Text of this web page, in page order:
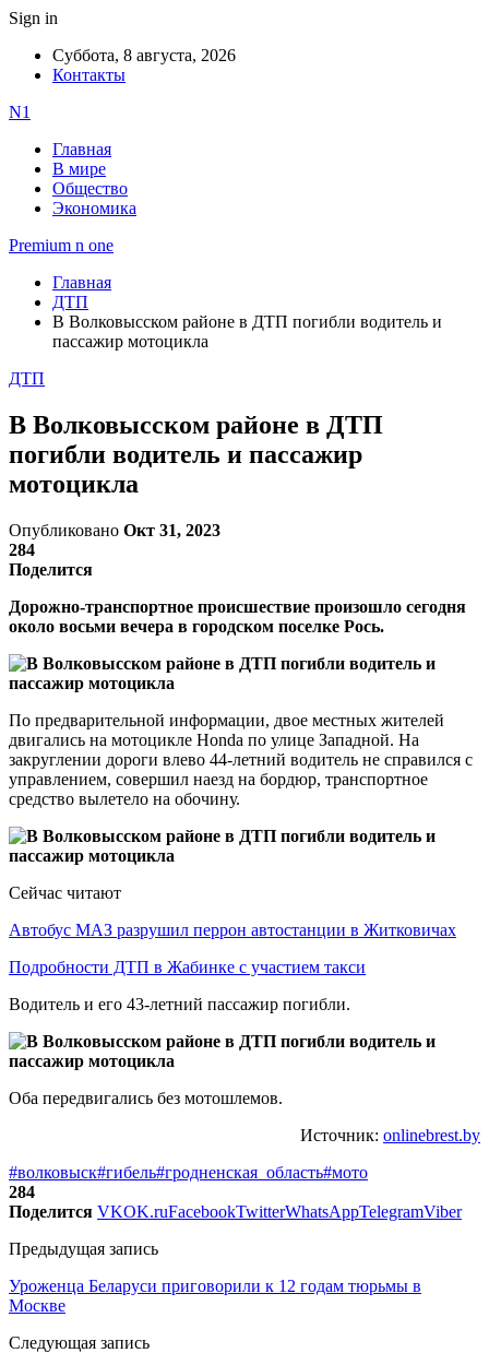
Sign in
Суббота, 8 августа, 2026
Контакты
N1
Главная
В мире
Общество
Экономика
Premium n one
Главная
ДТП
В Волковысском районе в ДТП погибли водитель и
пассажир мотоцикла
ДТП
В Волковысском районе в ДТП
погибли водитель и пассажир
мотоцикла
Опубликовано Окт 31, 2023
284
Поделится
Дорожно-транспортное происшествие произошло сегодня
около восьми вечера в городском поселке Рось.
По предварительной информации, двое местных жителей
двигались на мотоцикле Honda по улице Западной. На
закруглении дороги влево 44-летний водитель не справился с
управлением, совершил наезд на бордюр, транспортное
средство вылетело на обочину.
Сейчас читают
Автобус МАЗ разрушил перрон автостанции в Житковичах
Подробности ДТП в Жабинке с участием такси
Водитель и его 43-летний пассажир погибли.
Оба передвигались без мотошлемов.
Источник: onlinebrest.by
#волковыск#гибель#гродненская_область#мото
284
Поделится VKOK.ruFacebookTwitterWhatsAppTelegramViber
Предыдущая запись
Уроженца Беларуси приговорили к 12 годам тюрьмы в
Москве
Следующая запись